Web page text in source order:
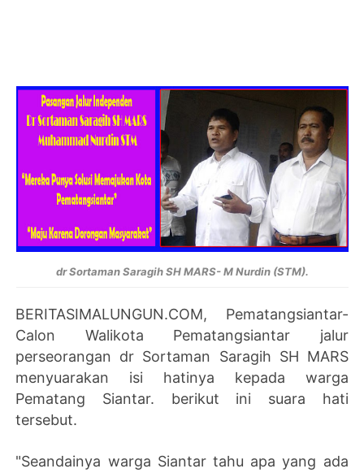
dr Sortaman Saragih SH MARS- M Nurdin (STM).
BERITASIMALUNGUN.COM, Pematangsiantar-
Calon Walikota Pematangsiantar jalur
perseorangan dr Sortaman Saragih SH MARS
menyuarakan isi hatinya kepada warga
Pematang Siantar. berikut ini suara hati
tersebut.
"Seandainya warga Siantar tahu apa yang ada